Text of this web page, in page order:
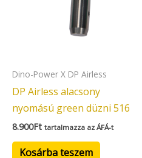
Dino-Power X DP Airless
DP Airless alacsony
nyomású green düzni 516
8.900Ft tartalmazza az ÁFÁ-t
Kosárba teszem